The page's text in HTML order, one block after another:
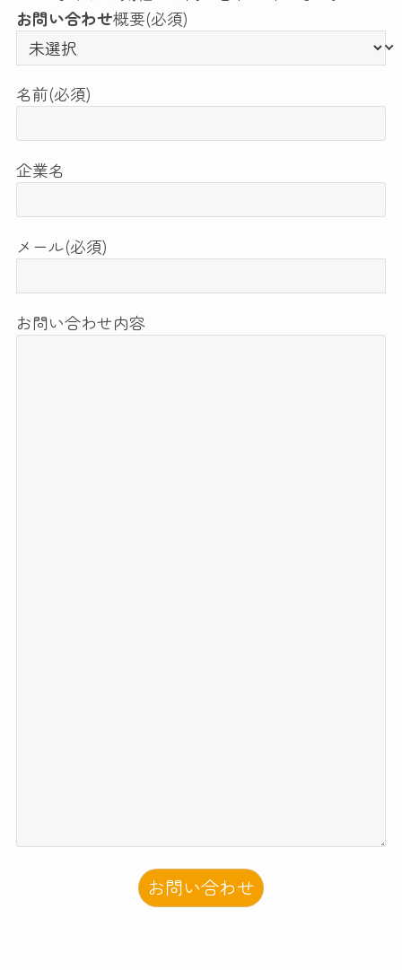
お問い合わせ概要(必須)
名前(必須)
企業名
メール(必須)
お問い合わせ内容
お問い合わせ